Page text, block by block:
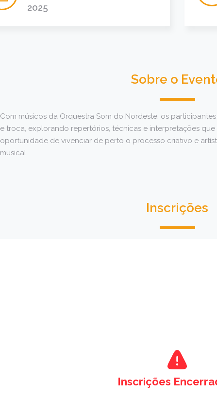
2025
Sobre o
Com músicos da Orquestra Som do Nordeste, os
e troca, explorando repertórios, técnicas e interpretações
oportunidade de vivenciar de perto o processo criativo e
musical.
Inscrições
Inscrições